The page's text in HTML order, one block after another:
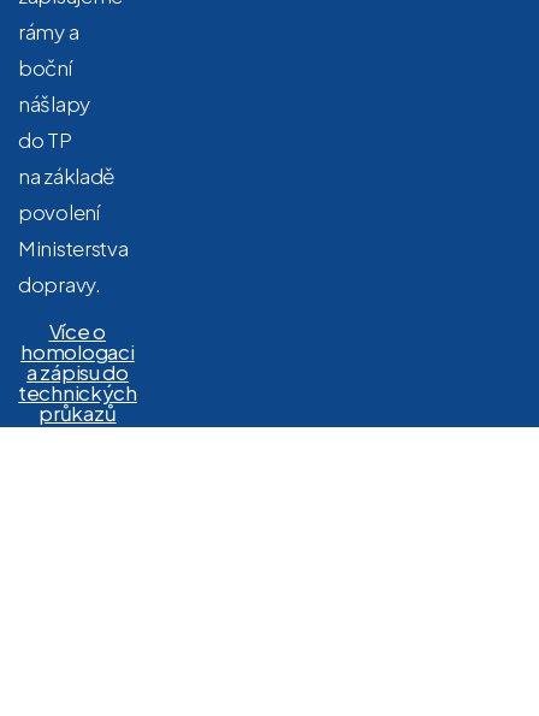
rámy a
boční
nášlapy
do TP
na základě
povolení
Ministerstva
dopravy.
Více o
homologaci
a zápisu do
technických
průkazů